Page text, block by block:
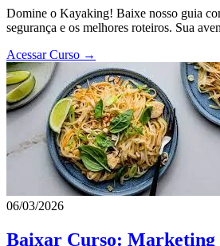
Domine o Kayaking! Baixe nosso guia
segurança e os melhores roteiros. Sua
Acessar Curso →
06/03/2026
Baixar Curso: